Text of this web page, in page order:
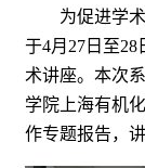
为促进学
于4月27日至
术讲座。本次
学院上海有机
作专题报告，